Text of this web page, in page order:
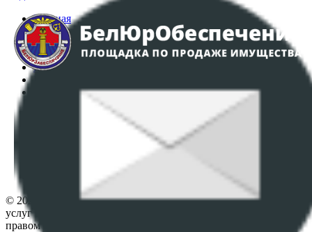
Главная
Аукционы
Интернет-магазин
Регламент организации и проведения торгов
Политика в отношении обработки персональных
ПОЛОЖЕНИЕ О ПОЛИТИКЕ ОБРАБОТКИ COOKIE-
Настройки cookie-файлов
© 2026 Республиканское унитарное предприятие по оказанию
услуг "БелЮрОбеспечение" - Все права защищены авторским
правом